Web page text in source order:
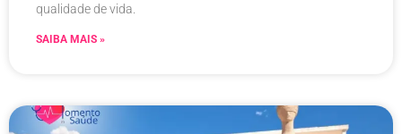
qualidade de vida.
SAIBA MAIS »